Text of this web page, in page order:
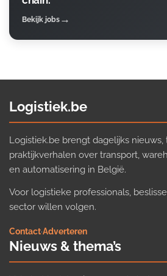
Bekijk jobs
Logistiek.be
Logistiek.be brengt dagelijks nieuws,
praktijkverhalen over transport,
en automatisering in België.
Voor logistieke professionals,
sector willen volgen.
Contact·Adverteren
Nieuws & thema’s